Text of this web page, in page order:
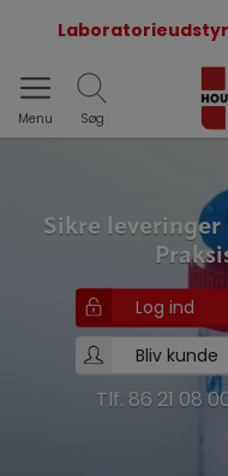
Laboratorieudstyr
Menu Søg
Sikre
Log ind
Bliv kunde
Tlf. 86 21 08